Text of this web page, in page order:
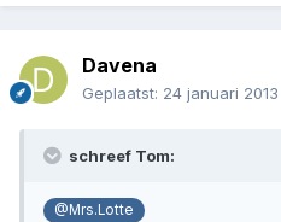
Davena
Geplaatst: 24 januari 2013
schreef Tom:
@Mrs.Lotte